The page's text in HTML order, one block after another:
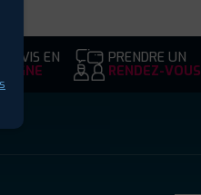
DEVIS EN
LIGNE
PRENDRE UN
RENDEZ-VOUS